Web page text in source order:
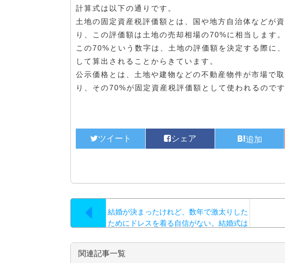
計算式は以下の通りです。
土地の固定資産税評価額とは、国や地方自治体などが
り、この評価額は土地の売却相場の70%に相当します。
この70%という数字は、土地の評価額を決定する際に
して算出されることからきています。
公示価格とは、土地や建物などの不動産物件が市場で
り、その70%が固定資産税評価額として使われるのです
結婚が決まったけれど、数年で激太りした
ためにドレスを着る自信がない。結婚式は
関連記事一覧